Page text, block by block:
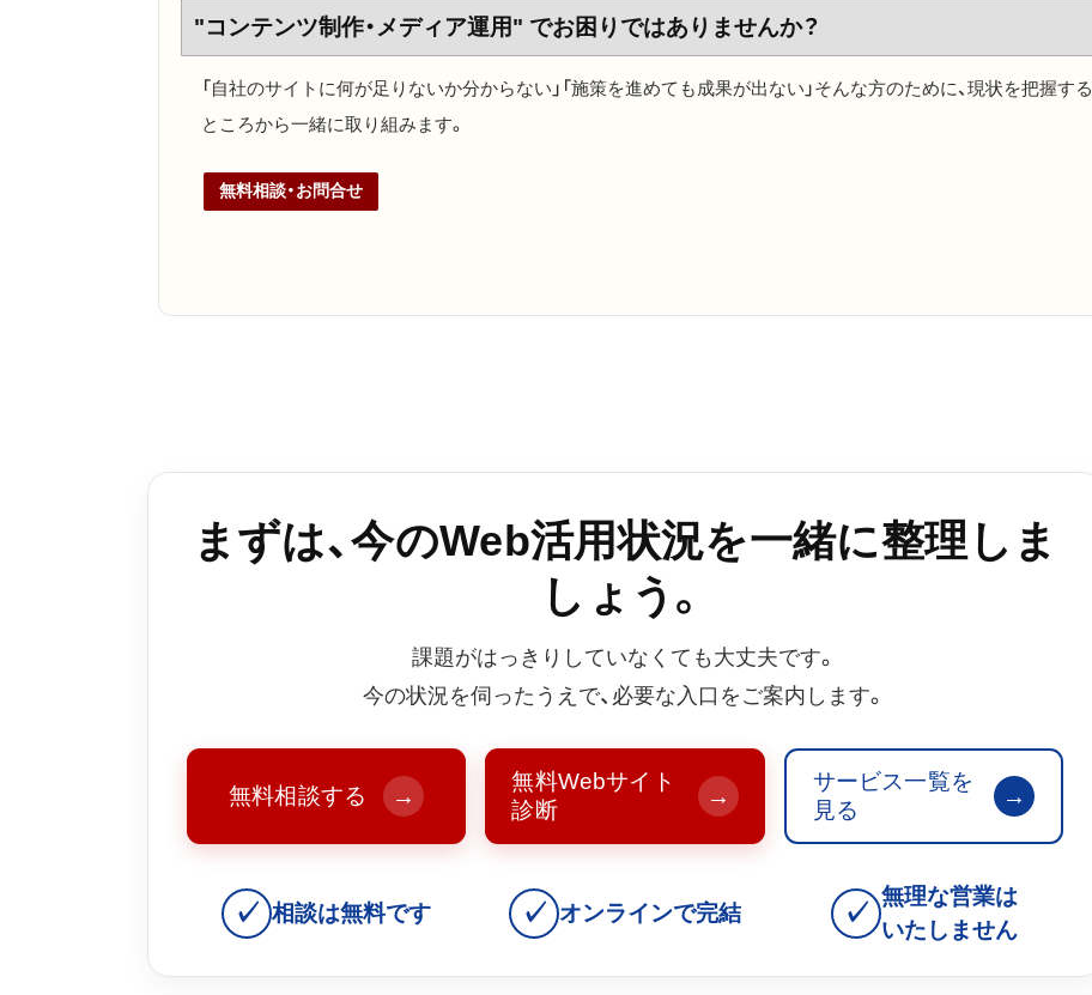
"コンテンツ制作・メディア運用" でお困りではありませんか？
「自社のサイトに何が足りないか分からない」「施策を進めても成果が出ない」そんな方のために、現状を把握する
ところから一緒に取り組みます。
無料相談・お問合せ
まずは、今のWeb活用状況を一緒に整理しま
しょう。
課題がはっきりしていなくても大丈夫です。
今の状況を伺ったうえで、必要な入口をご案内します。
無料相談する →
無料Webサイト
診断
→
サービス一覧を
見る
→
✓ 相談は無料です ✓ オンラインで完結 ✓
無理な営業は
いたしません